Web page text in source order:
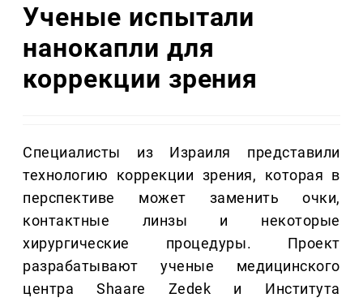
Ученые испытали
нанокапли для
коррекции зрения
Специалисты из Израиля представили
технологию коррекции зрения, которая в
перспективе может заменить очки,
контактные линзы и некоторые
хирургические процедуры. Проект
разрабатывают ученые медицинского
центра Shaare Zedek и Института